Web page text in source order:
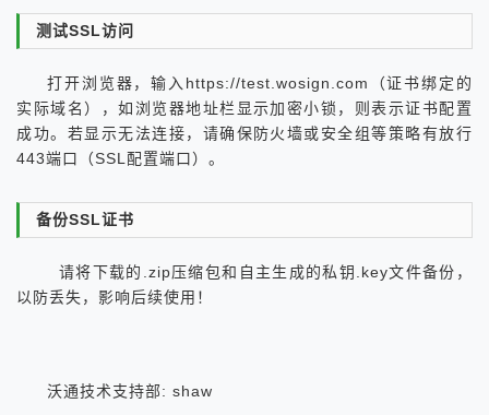
测试SSL访问
打开浏览器，输入https://test.wosign.com（证书绑定的
实际域名），如浏览器地址栏显示加密小锁，则表示证书配置
成功。若显示无法连接，请确保防火墙或安全组等策略有放行
443端口（SSL配置端口）。
备份SSL证书
请将下载的.zip压缩包和自主生成的私钥.key文件备份，
以防丢失，影响后续使用！
沃通技术支持部: shaw